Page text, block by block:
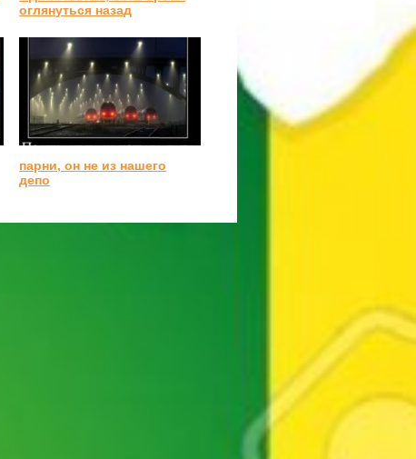
оглянуться назад
парни, он не из нашего
депо